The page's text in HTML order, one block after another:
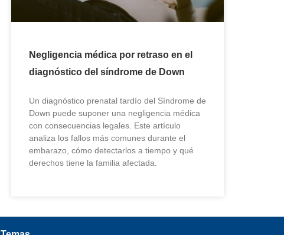
Negligencia médica por retraso en el
diagnóstico del síndrome de Down
Un diagnóstico prenatal tardío del Síndrome de
Down puede suponer una negligencia médica
con consecuencias legales. Este artículo
analiza los fallos más comunes durante el
embarazo, cómo detectarlos a tiempo y qué
derechos tiene la familia afectada.